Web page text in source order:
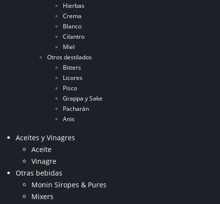
Hierbas
Crema
Blanco
Cilantro
Miel
Otros destilados
Bitters
Licores
Pisco
Grappa y Sake
Pacharán
Anis
Aceites y Vinagres
Aceite
Vinagre
Otras bebidas
Monin Siropes & Pures
Mixers